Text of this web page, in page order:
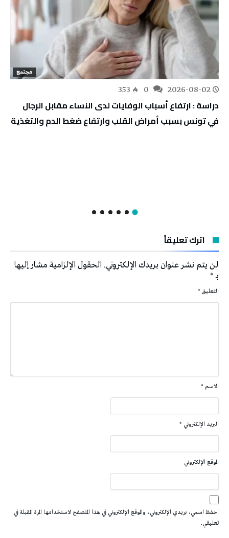
مجتمع
2026-08-02
353
دراسة : ارتفاع أسباب الوفايات لدى النساء مقابل الرجال
في تونس بسبب أمراض القلب وارتفاع ضغط الدم والتغذية
اترك تعليقاً
لن يتم نشر عنوان بريدك الإلكتروني. الحقول الإلزامية مشار إليها
بـ*
التعليق *
الاسم *
البريد الإلكتروني *
الموقع الإلكتروني
احفظ اسمي، بريدي الإلكتروني، والموقع الإلكتروني في هذا المتصفح لاستخدامها المرة المقبلة في
تعليقي.